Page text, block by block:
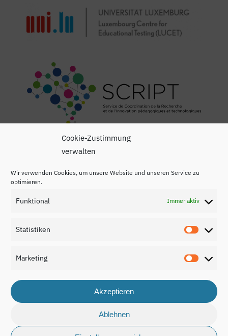
Cookie-Zustimmung
verwalten
Wir verwenden Cookies, um unsere Website und unseren Service zu
optimieren.
Funktional Immer aktiv
Statistiken
Marketing
Akzeptieren
Ablehnen
Datenschutzerklärung
© 2026 Nationaler Bildungsbericht Luxemburg 2024.